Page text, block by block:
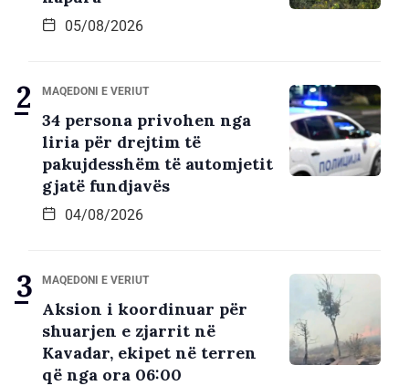
05/08/2026
MAQEDONI E VERIUT
34 persona privohen nga
liria për drejtim të
pakujdesshëm të automjetit
gjatë fundjavës
04/08/2026
MAQEDONI E VERIUT
Aksion i koordinuar për
shuarjen e zjarrit në
Kavadar, ekipet në terren
që nga ora 06:00